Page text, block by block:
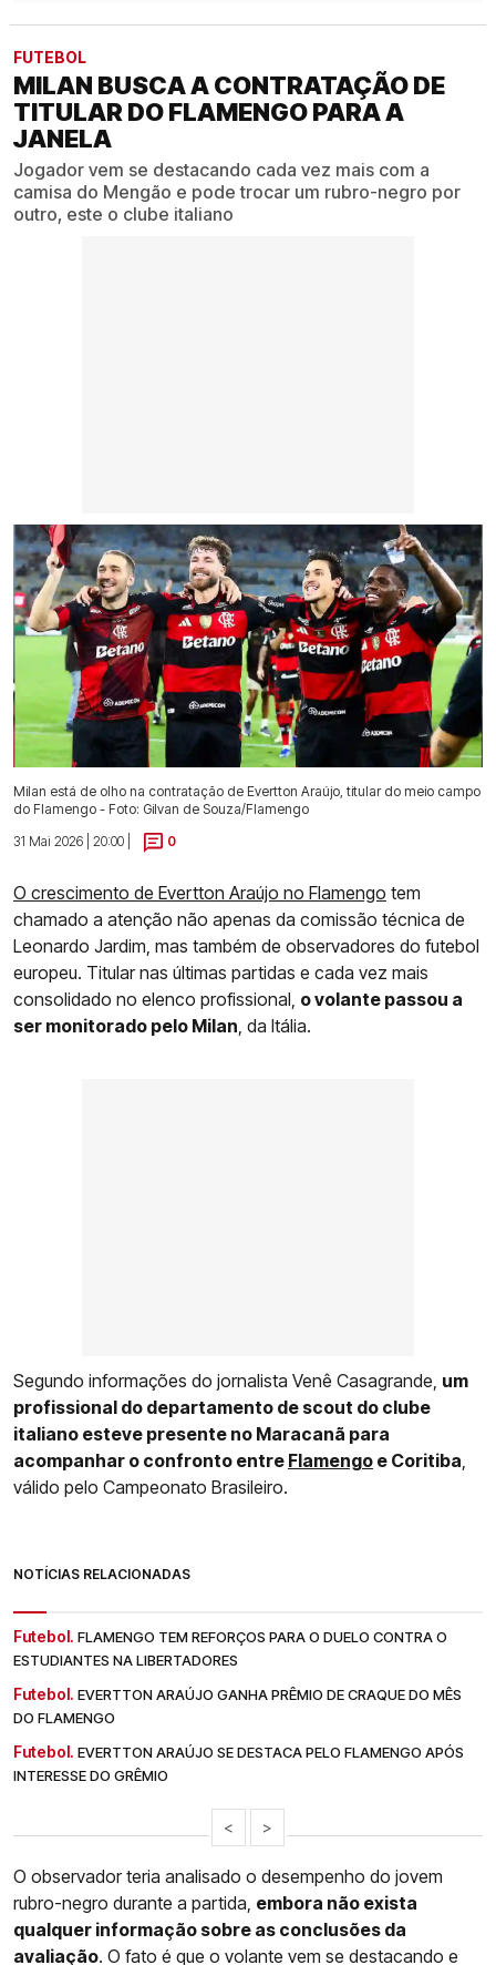
FUTEBOL
MILAN BUSCA A CONTRATAÇÃO DE
TITULAR DO FLAMENGO PARA A
JANELA
Jogador vem se destacando cada vez mais com a
camisa do Mengão e pode trocar um rubro-negro por
outro, este o clube italiano
Milan está de olho na contratação de Evertton Araújo, titular do meio campo
do Flamengo - Foto: Gilvan de Souza/Flamengo
31 Mai 2026 | 20:00 |
0
O crescimento de Evertton Araújo no Flamengo tem
chamado a atenção não apenas da comissão técnica de
Leonardo Jardim, mas também de observadores do futebol
europeu. Titular nas últimas partidas e cada vez mais
consolidado no elenco profissional, o volante passou a
ser monitorado pelo Milan , da Itália.
Segundo informações do jornalista Venê Casagrande, um
profissional do departamento de scout do clube
italiano esteve presente no Maracanã para
acompanhar o confronto entre Flamengo e Coritiba
válido pelo Campeonato Brasileiro.
NOTÍCIAS RELACIONADAS
Futebol. FLAMENGO TEM REFORÇOS PARA O DUELO CONTRA O
ESTUDIANTES NA LIBERTADORES
Futebol. EVERTTON ARAÚJO GANHA PRÊMIO DE CRAQUE DO MÊS
DO FLAMENGO
Futebol. EVERTTON ARAÚJO SE DESTACA PELO FLAMENGO APÓS
INTERESSE DO GRÊMIO
< >
O observador teria analisado o desempenho do jovem
rubro-negro durante a partida, embora não exista
qualquer informação sobre as conclusões da
avaliação. O fato é que o volante vem se destacando e